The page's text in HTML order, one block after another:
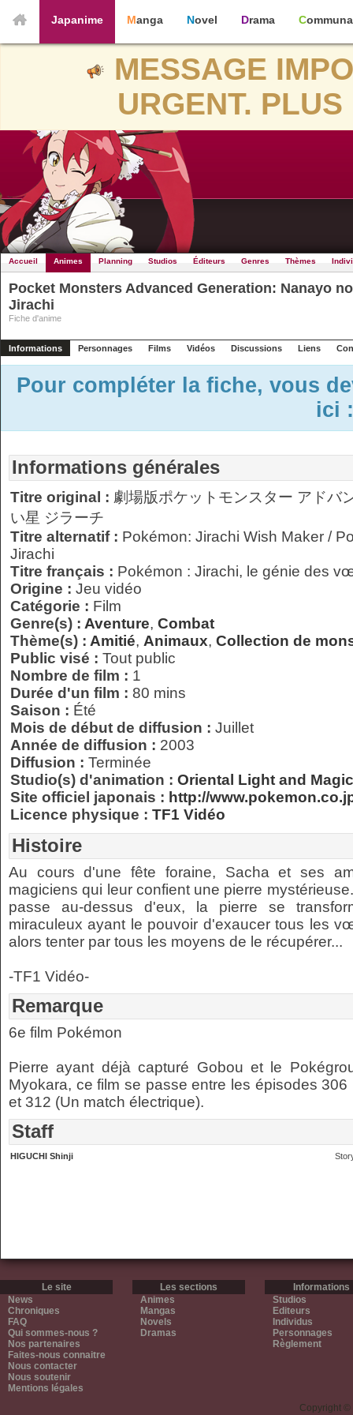
Japanime Manga Novel Drama
MESSAGE
URGENT.
Accueil Animes Planning Studios Éditeurs Genres Thèmes
Pocket Monsters Advanced Generation: Nanayo
Jirachi
Fiche d'anime
Informations Personnages Films Vidéos Discussions Liens
Pour compléter la fiche, vous
ici
Informations générales
Titre original : 劇場版ポケットモンスター アドバ
い星 ジラーチ
Titre alternatif : Pokémon: Jirachi Wish Maker /
Jirachi
Titre français : Pokémon : Jirachi, le génie des
Origine : Jeu vidéo
Catégorie : Film
Genre(s) : Aventure, Combat
Thème(s) : Amitié, Animaux, Collection de
Public visé : Tout public
Nombre de film : 1
Durée d'un film : 80 mins
Saison : Été
Mois de début de diffusion : Juillet
Année de diffusion : 2003
Diffusion : Terminée
Studio(s) d'animation : Oriental Light and
Site officiel japonais : http://
Licence physique : TF1 Vidéo
Histoire
Au cours d'une fête foraine, Sacha et ses
magiciens qui leur confient une pierre
passe au-dessus d'eux, la pierre se
miraculeux ayant le pouvoir d'exaucer tous les
alors tenter par tous les moyens de le récupérer...
-TF1 Vidéo-
Remarque
6e film Pokémon
Pierre ayant déjà capturé Gobou et le
Myokara, ce film se passe entre les épisodes
et 312 (Un match électrique).
Staff
HIGUCHI Shinji
Le site
News
Chroniques
FAQ
Qui sommes-nous ?
Nos partenaires
Faites-nous connaitre
Nous contacter
Nous soutenir
Mentions légales
Les sections
Animes
Mangas
Novels
Dramas
Informations
Studios
Editeurs
Individus
Personnages
Règlement
Copyright ©